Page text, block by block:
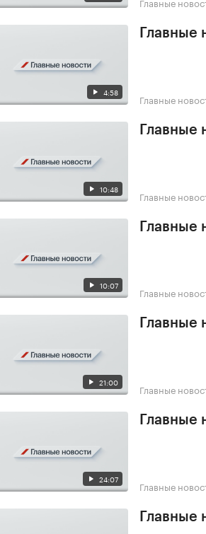
4:58
Главные
Главные
10:48
Главные
Главные
10:07
Главные
Главные
21:00 Главные
24:07 Главные